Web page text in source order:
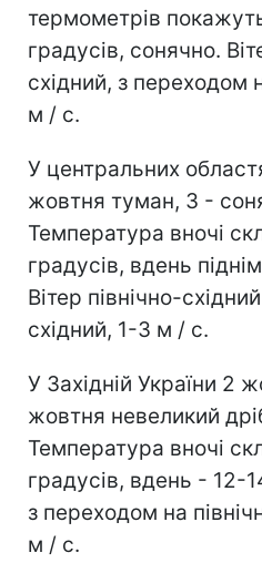
термометрів
градусів, сонячно.
східний, з переходом
м / с.
У центральних
жовтня туман, 3 -
Температура вночі
градусів, вдень
Вітер північно-
східний, 1-3 м / с.
У Західній України 2
жовтня невеликий
Температура вночі
градусів, вдень - 12-
з переходом на
м / с.